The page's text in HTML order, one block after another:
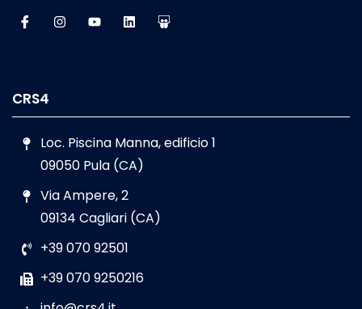
CRS4
Loc. Piscina Manna, edificio 1
09050 Pula (CA)
Via Ampere, 2
09134 Cagliari (CA)
+39 070 92501
+39 070 9250216